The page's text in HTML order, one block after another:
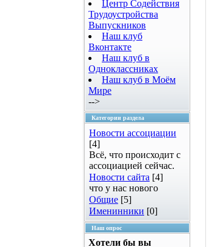
Центр Содействия
Трудоустройства
Выпускников
Наш клуб
Вконтакте
Наш клуб в
Одноклассниках
Наш клуб в Моём
Мире
-->
Категории раздела
Новости ассоциации
[4]
Всё, что происходит с
ассоциацией сейчас.
Новости сайта [4]
что у нас нового
Общие [5]
Именинники [0]
Наш опрос
Хотели бы вы